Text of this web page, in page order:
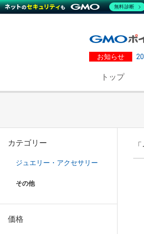
お知らせ
トップ
カテゴリー
ジュエリー・アクセサリー
その他
価格
無料診断